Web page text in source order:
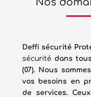
Deffi sécurité
sécurité dans
(07). Nous
vos besoins en
de services.